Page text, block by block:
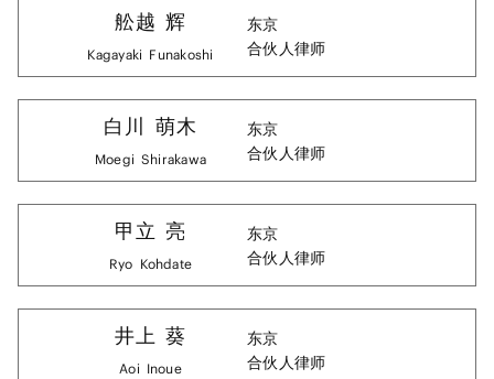
舩越 辉
Kagayaki Funakoshi
东京
合伙人律师
白川 萌木
Moegi Shirakawa
东京
合伙人律师
甲立 亮
Ryo Kohdate
东京
合伙人律师
井上 葵
Aoi Inoue
东京
合伙人律师